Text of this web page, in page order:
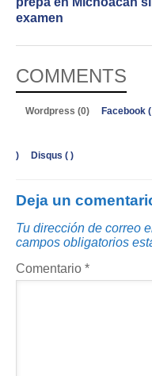
examen
COMMENTS
Wordpress (0) Facebook (
) Disqus ( )
Deja un
Tu dirección de correo
campos obligatorios
Comentario *